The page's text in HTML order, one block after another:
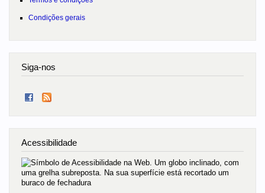
Condições gerais
Siga-nos
Acessibilidade